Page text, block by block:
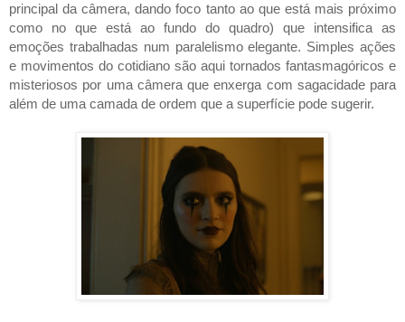
principal da câmera, dando foco tanto ao que está mais próximo
como no que está ao fundo do quadro) que intensifica as
emoções trabalhadas num paralelismo elegante. Simples ações
e movimentos do cotidiano são aqui tornados fantasmagóricos e
misteriosos por uma câmera que enxerga com sagacidade para
além de uma camada de ordem que a superfície pode sugerir.